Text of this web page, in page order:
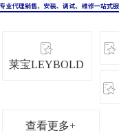
莱宝LEYBOLD
查看更多+